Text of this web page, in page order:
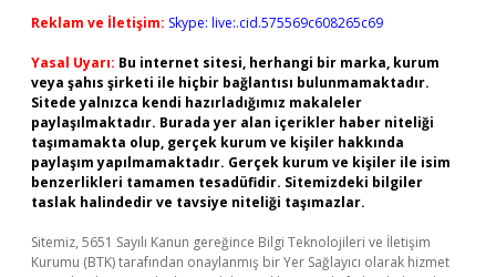
Reklam ve İletişim: Skype: live:.cid.575569c608265c69
Yasal Uyarı: Bu internet sitesi, herhangi bir marka, kurum
veya şahıs şirketi ile hiçbir bağlantısı bulunmamaktadır.
Sitede yalnızca kendi hazırladığımız makaleler
paylaşılmaktadır. Burada yer alan içerikler haber niteliği
taşımamakta olup, gerçek kurum ve kişiler hakkında
paylaşım yapılmamaktadır. Gerçek kurum ve kişiler ile isim
benzerlikleri tamamen tesadüfidir. Sitemizdeki bilgiler
taslak halindedir ve tavsiye niteliği taşımazlar.
Sitemiz, 5651 Sayılı Kanun gereğince Bilgi Teknolojileri ve İletişim
Kurumu (BTK) tarafından onaylanmış bir Yer Sağlayıcı olarak hizmet